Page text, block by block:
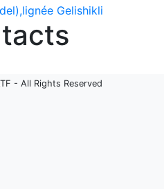
Gelishikli
- All Rights Reserved